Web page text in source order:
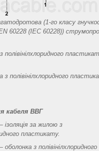
(1-го класу
60228 (IEC 60228))
з полівінілхлоридного
з полівінілхлоридного
кабеля ВВГ
ізоляція за жилою з
пластикату.
оболонка з полівінілхлоридного